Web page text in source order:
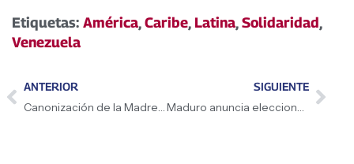
Etiquetas: América,Caribe, Latina,Solidaridad,
Venezuela
ANTERIOR
Canonización de la Madre Carmen Rendiles
SIGUIENTE
Maduro anuncia elecciones para mayo 2025